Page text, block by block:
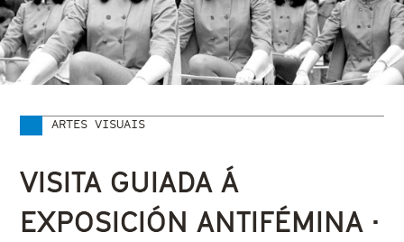
ARTES VISUAIS
Vostede está aquí
VISITA GUIADA Á
EXPOSICIÓN ANTIFÉMINA ·